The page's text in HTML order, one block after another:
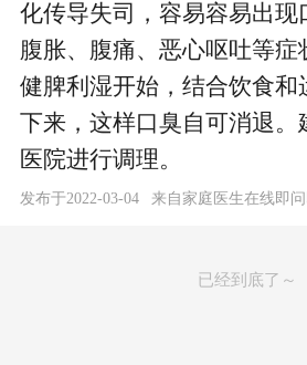
化传导失司，容易容易出现
腹胀、腹痛、恶心呕吐等症
健脾利湿开始，结合饮食和
下来，这样口臭自可消退。
医院进行调理。
发布于2022-03-04 来自家庭医生在线即
已经到底了～